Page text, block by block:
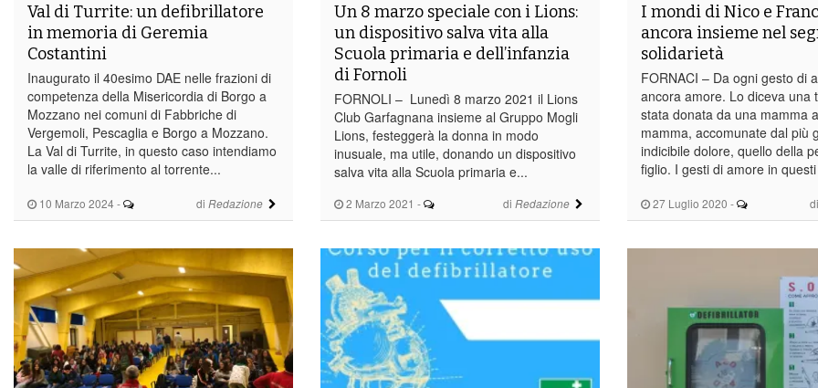
10 Marzo 2024 - di Redazione
Val di Turrite: un defibrillatore
in memoria di Geremia
Costantini
Inaugurato il 40esimo DAE nelle frazioni di
competenza della Misericordia di Borgo a
Mozzano nei comuni di Fabbriche di
Vergemoli, Pescaglia e Borgo a Mozzano.
La Val di Turrite, in questo caso intendiamo
la valle di riferimento al torrente...
2 Marzo 2021 - di Redazione
Un 8 marzo speciale con i Lions:
un dispositivo salva vita alla
Scuola primaria e dell’infanzia
di Fornoli
FORNOLI – Lunedì 8 marzo 2021 il Lions
Club Garfagnana insieme al Gruppo Mogli
Lions, festeggerà la donna in modo
inusuale, ma utile, donando un dispositivo
salva vita alla Scuola primaria e...
27 Luglio 2020 - di
I mondi di Nico e
ancora insieme nel
solidarietà
FORNACI – Da ogni gesto di
ancora amore. Lo diceva una
stata donata da una mamma
mamma, accomunate dal più
indicibile dolore, quello della
figlio. I gesti di amore in